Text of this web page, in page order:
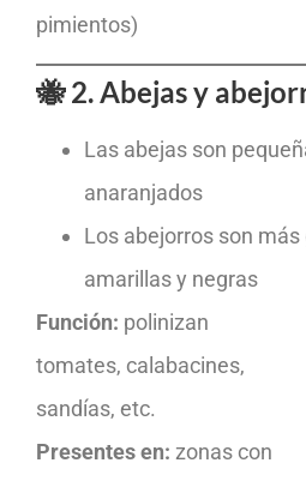
pimientos)
🐝 2. Abejas y
Las abejas son
anaranjados
Los abejorros son
amarillas y negras
Función: polinizan
tomates, calabacines,
sandías, etc.
Presentes en: zonas con